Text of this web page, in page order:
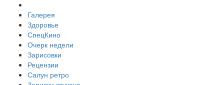
Галерея
Здоровье
СпецКино
Очерк недели
Зарисовки
Рецензии
Салун ретро